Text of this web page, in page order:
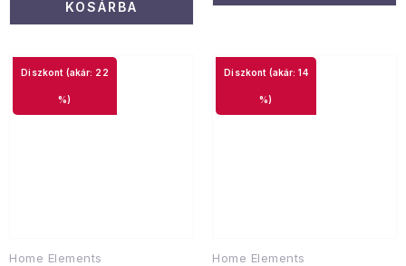
KOSÁRBA
Home Elements
(akár: 22
%)
Home Elements
(akár: 14
%)